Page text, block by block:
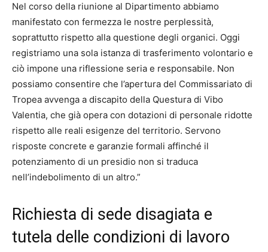
Nel corso della riunione al Dipartimento abbiamo
manifestato con fermezza le nostre perplessità,
soprattutto rispetto alla questione degli organici. Oggi
registriamo una sola istanza di trasferimento volontario e
ciò impone una riflessione seria e responsabile. Non
possiamo consentire che l’apertura del Commissariato di
Tropea avvenga a discapito della Questura di Vibo
Valentia, che già opera con dotazioni di personale ridotte
rispetto alle reali esigenze del territorio. Servono
risposte concrete e garanzie formali affinché il
potenziamento di un presidio non si traduca
nell’indebolimento di un altro.”
Richiesta di sede disagiata e
tutela delle condizioni di lavoro